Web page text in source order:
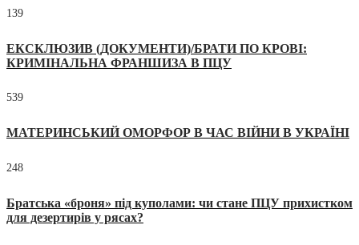
139
ЕКСКЛЮЗИВ (ДОКУМЕНТИ)/БРАТИ ПО КРОВІ:
КРИМІНАЛЬНА ФРАНШИЗА В ПЦУ
539
МАТЕРИНСЬКИЙ ОМОРФОР В ЧАС ВІЙНИ В УКРАЇНІ
248
Братська «броня» під куполами: чи стане ПЦУ прихистком
для дезертирів у рясах?